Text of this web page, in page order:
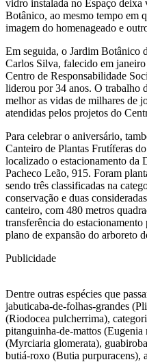
vidro instalada no Espaço deixa
Botânico, ao mesmo tempo em
imagem do homenageado e
Em seguida, o Jardim Botânico
Carlos Silva, falecido em
Centro de Responsabilidade
liderou por 34 anos. O trabalho
melhor as vidas de milhares de
atendidas pelos projetos do
Para celebrar o aniversário,
Canteiro de Plantas Frutíferas
localizado o estacionamento da
Pacheco Leão, 915. Foram
sendo três classificadas na
conservação e duas
canteiro, com 480 metros
transferência do
plano de expansão do arboreto
Publicidade
Dentre outras espécies que
jabuticaba-de-folhas-grandes
(Riodocea pulcherrima),
pitanguinha-de-mattos
(Myrciaria glomerata),
butiá-roxo (Butia purpuracens),